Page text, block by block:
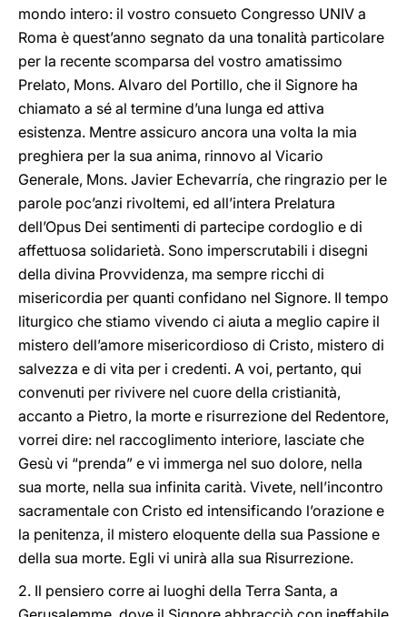
mondo intero: il vostro consueto Congresso UNIV a
Roma è quest’anno segnato da una tonalità particolare
per la recente scomparsa del vostro amatissimo
Prelato, Mons. Alvaro del Portillo, che il Signore ha
chiamato a sé al termine d’una lunga ed attiva
esistenza. Mentre assicuro ancora una volta la mia
preghiera per la sua anima, rinnovo al Vicario
Generale, Mons. Javier Echevarría, che ringrazio per le
parole poc’anzi rivoltemi, ed all’intera Prelatura
dell’Opus Dei sentimenti di partecipe cordoglio e di
affettuosa solidarietà. Sono imperscrutabili i disegni
della divina Provvidenza, ma sempre ricchi di
misericordia per quanti confidano nel Signore. Il tempo
liturgico che stiamo vivendo ci aiuta a meglio capire il
mistero dell’amore misericordioso di Cristo, mistero di
salvezza e di vita per i credenti. A voi, pertanto, qui
convenuti per rivivere nel cuore della cristianità,
accanto a Pietro, la morte e risurrezione del Redentore,
vorrei dire: nel raccoglimento interiore, lasciate che
Gesù vi “prenda” e vi immerga nel suo dolore, nella
sua morte, nella sua infinita carità. Vivete, nell’incontro
sacramentale con Cristo ed intensificando l’orazione e
la penitenza, il mistero eloquente della sua Passione e
della sua morte. Egli vi unirà alla sua Risurrezione.
2. Il pensiero corre ai luoghi della Terra Santa, a